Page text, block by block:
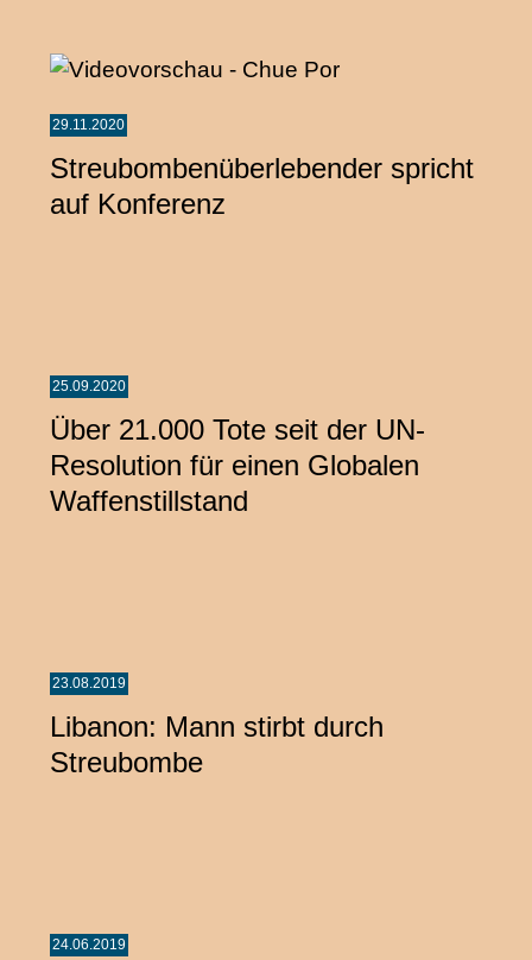
29.11.2020
Streubombenüberlebender spricht
auf Konferenz
25.09.2020
Über 21.000 Tote seit der UN-
Resolution für einen Globalen
Waffenstillstand
23.08.2019
Libanon: Mann stirbt durch
Streubombe
24.06.2019